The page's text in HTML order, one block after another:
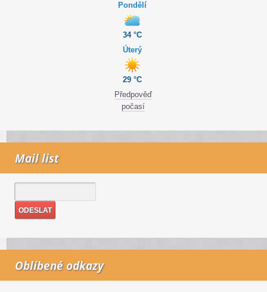
Pondělí
34 °C
Úterý
29 °C
Předpověď
počasí
Mail list
Oblíbené odkazy